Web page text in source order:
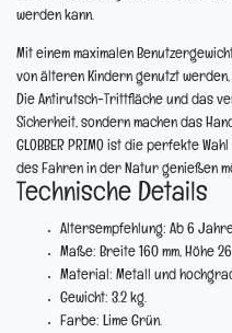
werden kann.
Mit einem maximalen
von älteren Kindern genutzt
Die Antirutsch-Trittfläche und das
Sicherheit, sondern machen das
GLOBBER PRIMO ist die perfekte
des Fahren in der Natur genießen
Technische Details
Altersempfehlung: Ab 6
Maße: Breite 160 mm, Höhe
Material: Metall und
Gewicht: 3.2 kg.
Farbe: Lime Grün.